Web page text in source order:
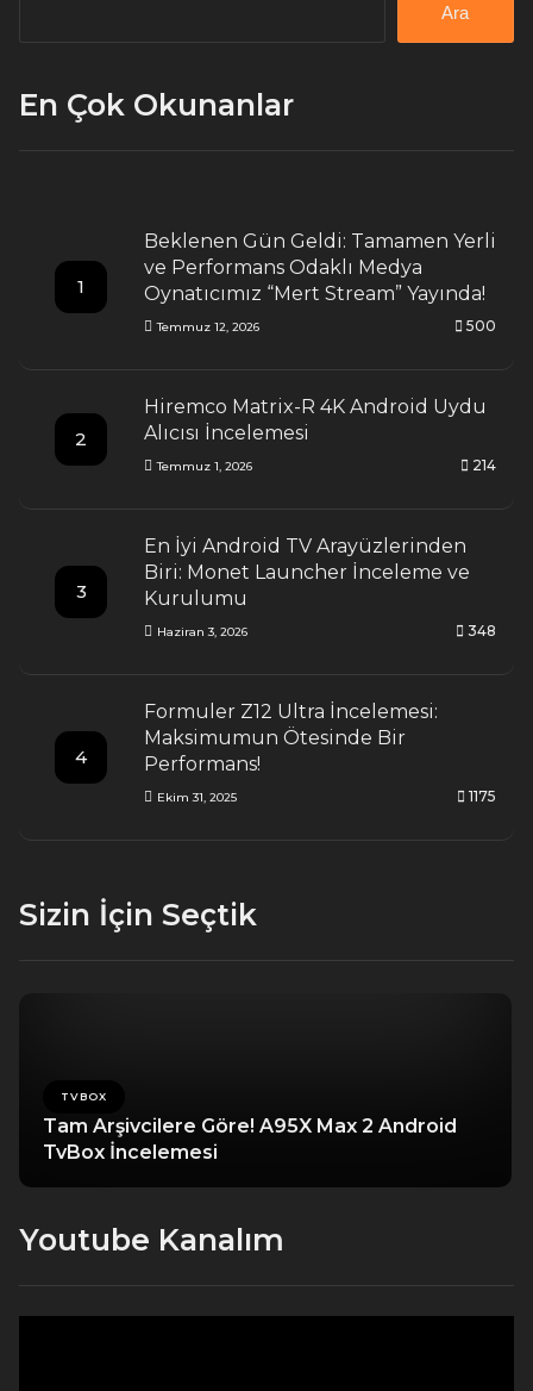
Ara
En Çok Okunanlar
1
Beklenen Gün Geldi: Tamamen Yerli
ve Performans Odaklı Medya
Oynatıcımız “Mert Stream” Yayında!
Temmuz 12, 2026 500
2
Hiremco Matrix-R 4K Android Uydu
Alıcısı İncelemesi
Temmuz 1, 2026 214
3
En İyi Android TV Arayüzlerinden
Biri: Monet Launcher İnceleme ve
Kurulumu
Haziran 3, 2026 348
4
Formuler Z12 Ultra İncelemesi:
Maksimumun Ötesinde Bir
Performans!
Ekim 31, 2025 1175
Sizin İçin Seçtik
TVBOX
Tam Arşivcilere Göre! A95X Max 2 Android
TvBox İncelemesi
Youtube Kanalım